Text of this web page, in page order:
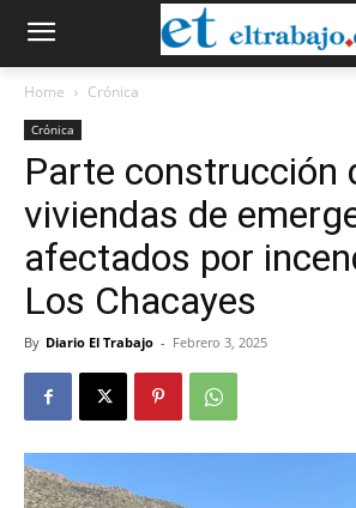
Home Crónica
Crónica
Parte construcción
viviendas de
afectados por
Los Chacayes
By Diario El Trabajo - Febrero 3, 2025